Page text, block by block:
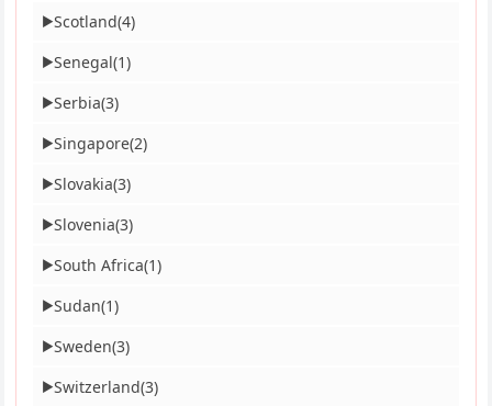
▶Scotland(4)
▶Senegal(1)
▶Serbia(3)
▶Singapore(2)
▶Slovakia(3)
▶Slovenia(3)
▶South Africa(1)
▶Sudan(1)
▶Sweden(3)
▶Switzerland(3)